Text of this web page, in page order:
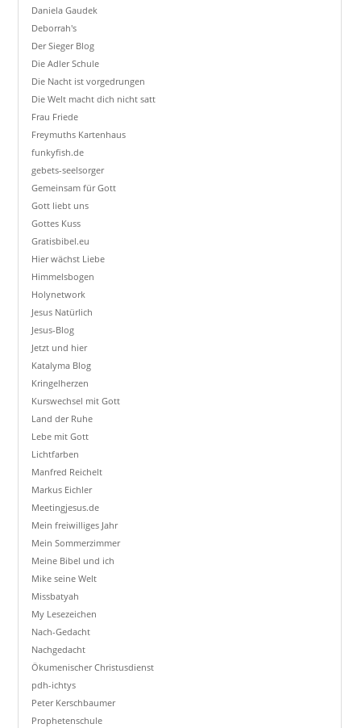
Daniela Gaudek
Deborrah's
Der Sieger Blog
Die Adler Schule
Die Nacht ist vorgedrungen
Die Welt macht dich nicht satt
Frau Friede
Freymuths Kartenhaus
funkyfish.de
gebets-seelsorger
Gemeinsam für Gott
Gott liebt uns
Gottes Kuss
Gratisbibel.eu
Hier wächst Liebe
Himmelsbogen
Holynetwork
Jesus Natürlich
Jesus-Blog
Jetzt und hier
Katalyma Blog
Kringelherzen
Kurswechsel mit Gott
Land der Ruhe
Lebe mit Gott
Lichtfarben
Manfred Reichelt
Markus Eichler
Meetingjesus.de
Mein freiwilliges Jahr
Mein Sommerzimmer
Meine Bibel und ich
Mike seine Welt
Missbatyah
My Lesezeichen
Nach-Gedacht
Nachgedacht
Ökumenischer Christusdienst
pdh-ichtys
Peter Kerschbaumer
Prophetenschule